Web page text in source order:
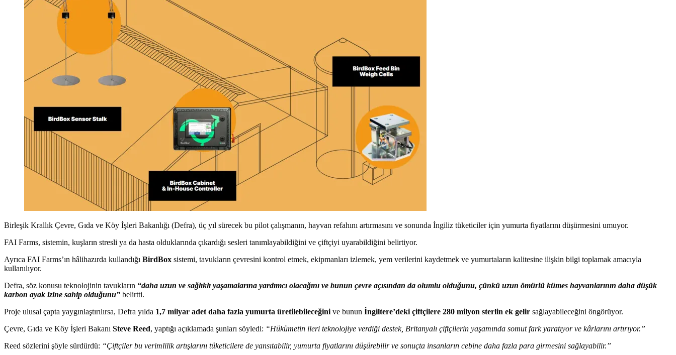
Birleşik Krallık Çevre, Gıda ve Köy İşleri Bakanlığı (Defra), üç yıl sürecek bu pilot çalışmanın, hayvan refahını artırmasını ve sonunda İngiliz tüketiciler için yumurta fiyatlarını düşürmesini umuyor.
FAI Farms, sistemin, kuşların stresli ya da hasta olduklarında çıkardığı sesleri tanımlayabildiğini ve çiftçiyi uyarabildiğini belirtiyor.
Ayrıca FAI Farms’ın hâlihazırda kullandığı BirdBox sistemi, tavukların çevresini kontrol etmek, ekipmanları izlemek, yem verilerini kaydetmek ve yumurtaların kalitesine ilişkin bilgi toplamak amacıyla
kullanılıyor.
Defra, söz konusu teknolojinin tavukların “daha uzun ve sağlıklı yaşamalarına yardımcı olacağını ve bunun çevre açısından da olumlu olduğunu, çünkü uzun ömürlü kümes hayvanlarının daha düşük
karbon ayak izine sahip olduğunu” belirtti.
Proje ulusal çapta yaygınlaştırılırsa, Defra yılda 1,7 milyar adet daha fazla yumurta üretilebileceğini ve bunun İngiltere’deki çiftçilere 280 milyon sterlin ek gelir sağlayabileceğini öngörüyor.
Çevre, Gıda ve Köy İşleri Bakanı Steve Reed, yaptığı açıklamada şunları söyledi: “Hükümetin ileri teknolojiye verdiği destek, Britanyalı çiftçilerin yaşamında somut fark yaratıyor ve kârlarını artırıyor.”
Reed sözlerini şöyle sürdürdü: “Çiftçiler bu verimlilik artışlarını tüketicilere de yansıtabilir, yumurta fiyatlarını düşürebilir ve sonuçta insanların cebine daha fazla para girmesini sağlayabilir.”